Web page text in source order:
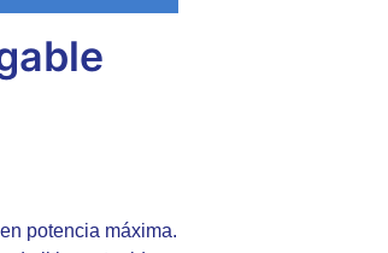
potencia máxima.